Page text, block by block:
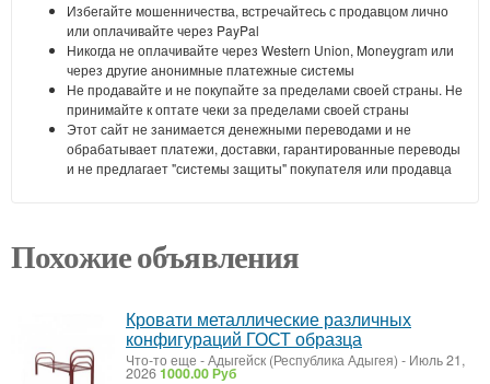
Избегайте мошенничества, встречайтесь с продавцом лично
или оплачивайте через PayPal
Никогда не оплачивайте через Western Union, Moneygram или
через другие анонимные платежные системы
Не продавайте и не покупайте за пределами своей страны. Не
принимайте к оптате чеки за пределами своей страны
Этот сайт не занимается денежными переводами и не
обрабатывает платежи, доставки, гарантированные переводы
и не предлагает "системы защиты" покупателя или продавца
Похожие объявления
Кровати металлические различных
конфигураций ГОСТ образца
Что-то еще -Адыгейск (Республика Адыгея) - Июль 21,
20261000.00 Руб